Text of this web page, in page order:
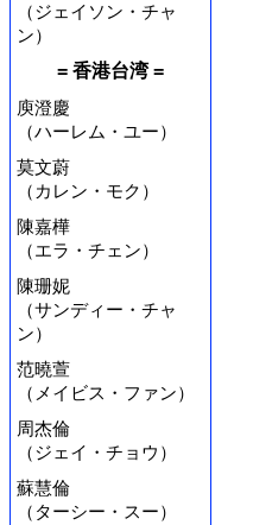
（ジェイソン・チャ
ン）
= 香港台湾 =
庾澄慶
（ハーレム・ユー）
莫文蔚
（カレン・モク）
陳嘉樺
（エラ・チェン）
陳珊妮
（サンディー・チャ
ン）
范曉萱
（メイビス・ファン）
周杰倫
（ジェイ・チョウ）
蘇慧倫
（ターシー・スー）